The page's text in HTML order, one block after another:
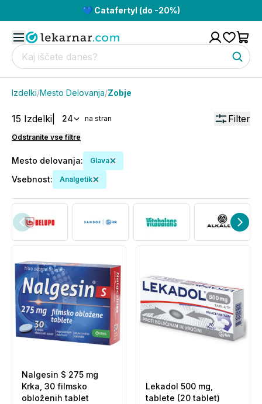
💙 Catafertyl (do -20%)
Izdelki/Mesto Delovanja/Zobje
15 Izdelki 24 na stran Filter
Odstranite vse filtre
Mesto delovanja: Glava
Vsebnost: Analgetik
Nalgesin S 275 mg
Krka, 30 filmsko
obloženih tablet
Lekadol 500 mg,
tablete (20 tablet)